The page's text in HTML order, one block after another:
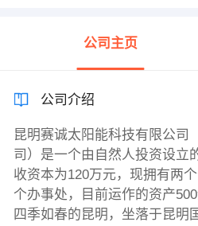
公司主页
公司介绍
昆明赛诚太阳能科技有限公司
司）是一个由自然人投资设立
收资本为120万元，现拥有两
个办事处，目前运作的资产
四季如春的昆明，坐落于昆明